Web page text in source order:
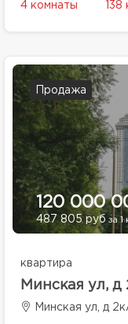
4 комнаты 138
Продажа
120 000
487 805 руб за 1
квартира
Минская ул, д
Минская ул, д